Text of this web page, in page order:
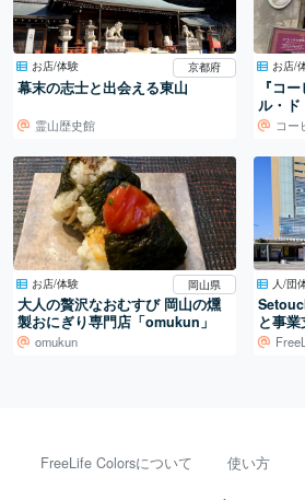
お店/体験 京都府
幕末の志士と出会える東山
霊山歴史館
お店/
『コ
ル・ド
コー
お店/体験 岡山県
大人の贅沢なおむすび 岡山の燻
製おにぎり専門店「omukun」
omukun
人/団
と事
を支え
FreeLife Colorsについて 使い方